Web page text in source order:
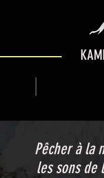
Pêcher à la
les sons de